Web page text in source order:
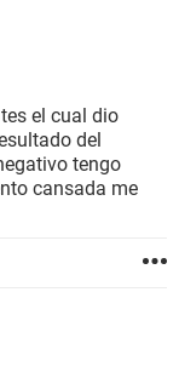
el cual dio
del
tengo
cansada me